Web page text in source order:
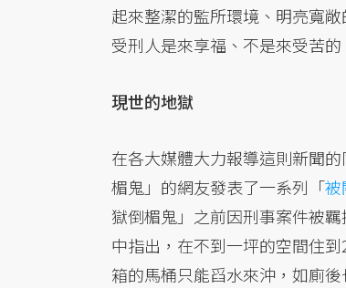
起來整潔的監所環境、明亮寬
受刑人是來享福、不是來受苦
現世的地獄
在各大媒體大力報導這則新聞
楣鬼」的網友發表了一系列「被
獄倒楣鬼」之前因刑事案件被羈
中指出，在不到一坪的空間住
箱的馬桶只能舀水來沖，如廁